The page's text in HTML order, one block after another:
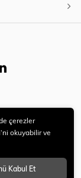
çerezler
okuyabilir ve
Kabul Et